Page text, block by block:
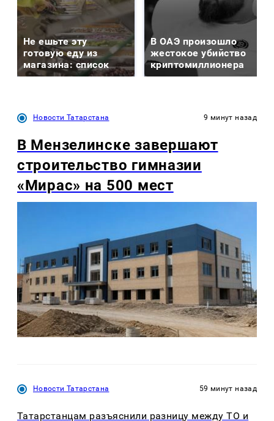
Не ешьте эту
готовую еду из
магазина: список
В ОАЭ произошло
жестокое убийство
криптомиллионера
Новости Татарстана 9 минут назад
В Мензелинске завершают
строительство гимназии
«Мирас» на 500 мест
Новости Татарстана 59 минут назад
Татарстанцам разъяснили разницу между ТО и